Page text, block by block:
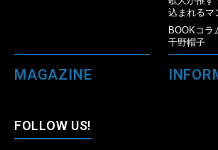
込まれるマ
BOOKコラ
千野帽子
MAGAZINE
FOLLOW US!